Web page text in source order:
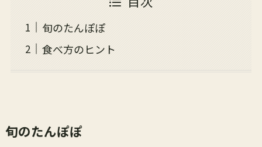
旬のたんぽぽ
食べ方のヒント
旬のたんぽぽ